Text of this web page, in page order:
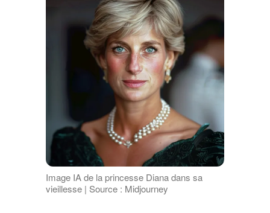
Image IA de la princesse Diana dans sa
vieillesse | Source : Midjourney